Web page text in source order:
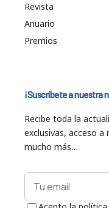
Revista
Anuario
Premios
¡Suscríbete a nuestra
Recibe toda la
exclusivas, acceso
mucho más…